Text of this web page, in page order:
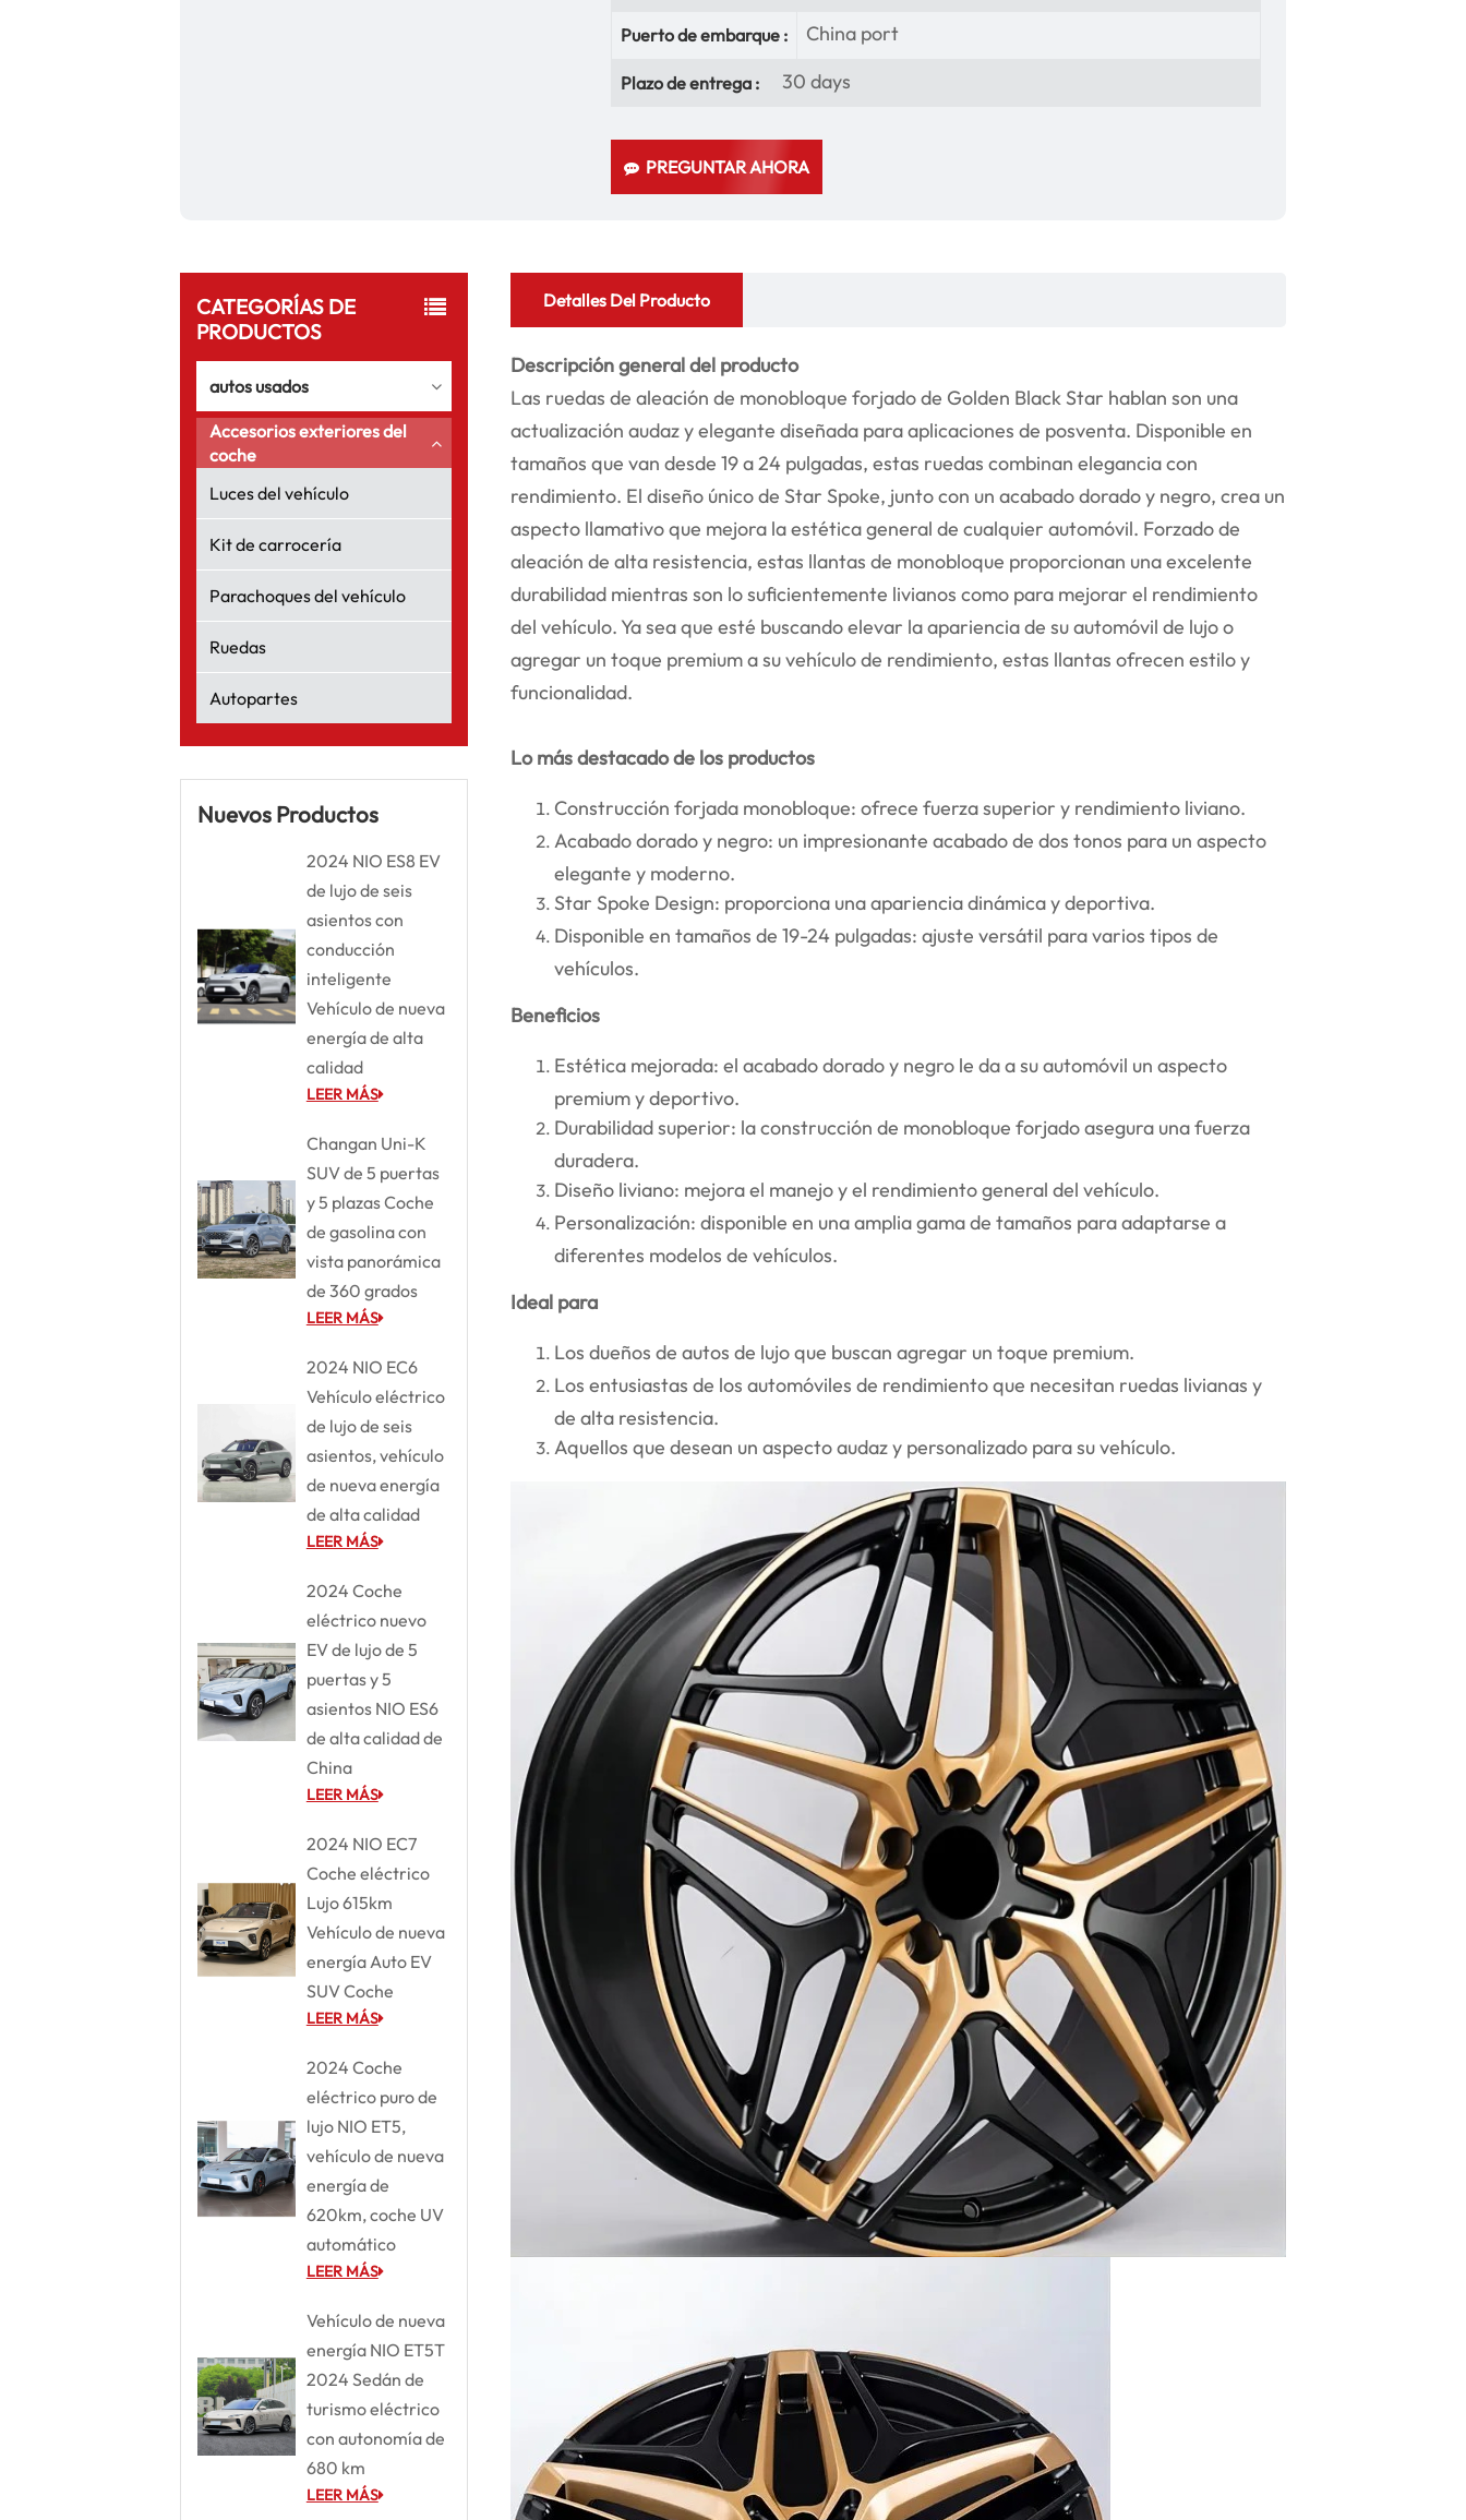
Puerto de embarque : China port
Plazo de entrega : 30 days
PREGUNTAR AHORA
CATEGORÍAS DE
PRODUCTOS
autos usados
Accesorios exteriores del
coche
Luces del vehículo
Kit de carrocería
Parachoques del vehículo
Ruedas
Autopartes
Nuevos Productos
2024 NIO ES8 EV
de lujo de seis
asientos con
conducción
inteligente
Vehículo de nueva
energía de alta
calidad
LEER MÁS
Changan Uni-K
SUV de 5 puertas
y 5 plazas Coche
de gasolina con
vista panorámica
de 360 grados
LEER MÁS
2024 NIO EC6
Vehículo eléctrico
de lujo de seis
asientos, vehículo
de nueva energía
de alta calidad
LEER MÁS
2024 Coche
eléctrico nuevo
EV de lujo de 5
puertas y 5
asientos NIO ES6
de alta calidad de
China
LEER MÁS
2024 NIO EC7
Coche eléctrico
Lujo 615km
Vehículo de nueva
energía Auto EV
SUV Coche
LEER MÁS
2024 Coche
eléctrico puro de
lujo NIO ET5,
vehículo de nueva
energía de
620km, coche UV
automático
LEER MÁS
Vehículo de nueva
energía NIO ET5T
2024 Sedán de
turismo eléctrico
con autonomía de
680 km
LEER MÁS
Detalles Del Producto
Descripción general del producto
Las ruedas de aleación de monobloque forjado de Golden Black Star hablan son una
actualización audaz y elegante diseñada para aplicaciones de posventa. Disponible en
tamaños que van desde 19 a 24 pulgadas, estas ruedas combinan elegancia con
rendimiento. El diseño único de Star Spoke, junto con un acabado dorado y negro, crea un
aspecto llamativo que mejora la estética general de cualquier automóvil. Forzado de
aleación de alta resistencia, estas llantas de monobloque proporcionan una excelente
durabilidad mientras son lo suficientemente livianos como para mejorar el rendimiento
del vehículo. Ya sea que esté buscando elevar la apariencia de su automóvil de lujo o
agregar un toque premium a su vehículo de rendimiento, estas llantas ofrecen estilo y
funcionalidad.
Lo más destacado de los productos
Construcción forjada monobloque: ofrece fuerza superior y rendimiento liviano.
Acabado dorado y negro: un impresionante acabado de dos tonos para un aspecto
elegante y moderno.
Star Spoke Design: proporciona una apariencia dinámica y deportiva.
Disponible en tamaños de 19-24 pulgadas: ajuste versátil para varios tipos de
vehículos.
Beneficios
Estética mejorada: el acabado dorado y negro le da a su automóvil un aspecto
premium y deportivo.
Durabilidad superior: la construcción de monobloque forjado asegura una fuerza
duradera.
Diseño liviano: mejora el manejo y el rendimiento general del vehículo.
Personalización: disponible en una amplia gama de tamaños para adaptarse a
diferentes modelos de vehículos.
Ideal para
Los dueños de autos de lujo que buscan agregar un toque premium.
Los entusiastas de los automóviles de rendimiento que necesitan ruedas livianas y
de alta resistencia.
Aquellos que desean un aspecto audaz y personalizado para su vehículo.